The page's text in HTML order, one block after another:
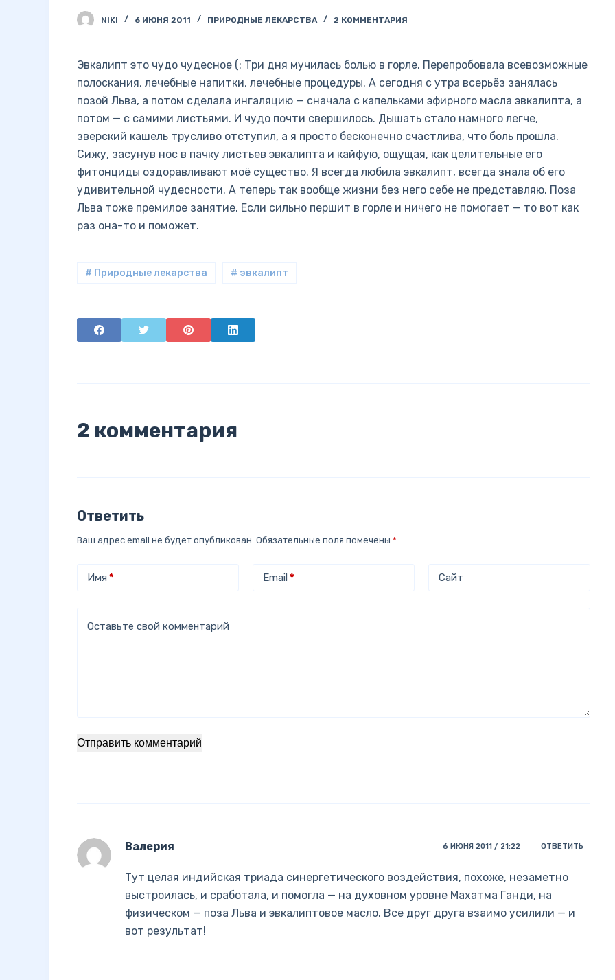
NIKI 6 ИЮНЯ 2011 ПРИРОДНЫЕ ЛЕКАРСТВА 2 КОММЕНТАРИЯ
Эвкалипт это чудо чудесное (: Три дня мучилась болью в горле. Перепробовала всевозможные
полоскания, лечебные напитки, лечебные процедуры. А сегодня с утра всерьёз занялась
позой Льва, а потом сделала ингаляцию — сначала с капельками эфирного масла эвкалипта, а
потом — с самими листьями. И чудо почти свершилось. Дышать стало намного легче,
зверский кашель трусливо отступил, а я просто бесконечно счастлива, что боль прошла.
Сижу, засунув нос в пачку листьев эвкалипта и кайфую, ощущая, как целительные его
фитонциды оздоравливают моё существо. Я всегда любила эвкалипт, всегда знала об его
удивительной чудесности. А теперь так вообще жизни без него себе не представляю. Поза
Льва тоже премилое занятие. Если сильно першит в горле и ничего не помогает — то вот как
раз она-то и поможет.
# Природные лекарства # эвкалипт
2 комментария
Ответить
Ваш адрес email не будет опубликован. Обязательные поля помечены *
Имя * Email * Сайт
Оставьте свой комментарий
Отправить комментарий
Валерия 6 ИЮНЯ 2011 / 21:22 ОТВЕТИТЬ
Тут целая индийская триада синергетического воздействия, похоже, незаметно
выстроилась, и сработала, и помогла — на духовном уровне Махатма Ганди, на
физическом — поза Льва и эвкалиптовое масло. Все друг друга взаимо усилили — и
вот результат!